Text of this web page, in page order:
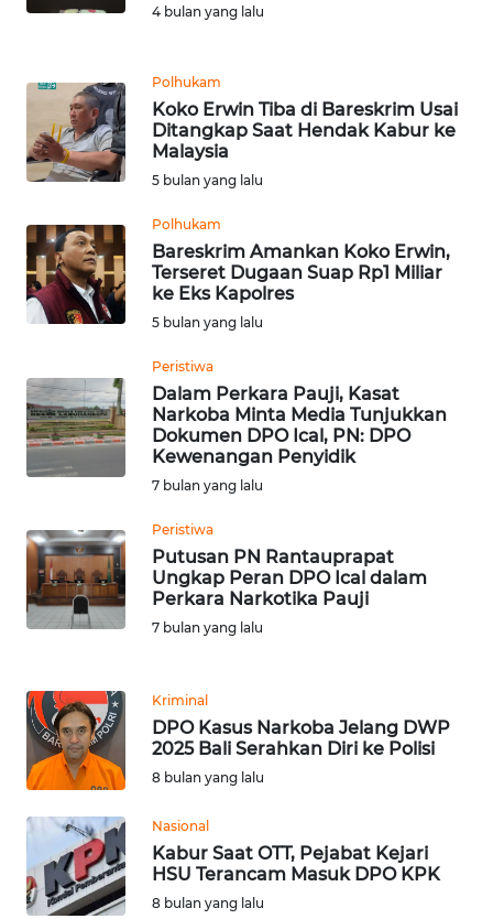
4 bulan yang lalu
Polhukam
Koko Erwin Tiba di Bareskrim Usai
Ditangkap Saat Hendak Kabur ke
Malaysia
5 bulan yang lalu
Polhukam
Bareskrim Amankan Koko Erwin,
Terseret Dugaan Suap Rp1 Miliar
ke Eks Kapolres
5 bulan yang lalu
Peristiwa
Dalam Perkara Pauji, Kasat
Narkoba Minta Media Tunjukkan
Dokumen DPO Ical, PN: DPO
Kewenangan Penyidik
7 bulan yang lalu
Peristiwa
Putusan PN Rantauprapat
Ungkap Peran DPO Ical dalam
Perkara Narkotika Pauji
7 bulan yang lalu
Kriminal
DPO Kasus Narkoba Jelang DWP
2025 Bali Serahkan Diri ke Polisi
8 bulan yang lalu
Nasional
Kabur Saat OTT, Pejabat Kejari
HSU Terancam Masuk DPO KPK
8 bulan yang lalu
Regional
SUMUT
WN
JAKARTA
JABAR
WN
BANTEN
NTT
WN
KEPRI
WN
PAPUA
WN
PAPUA
BARAT
WN
RIAU